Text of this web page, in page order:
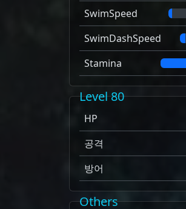
SwimSpeed
SwimDashSpeed
Stamina
Level 80
HP
공격
방어
Others